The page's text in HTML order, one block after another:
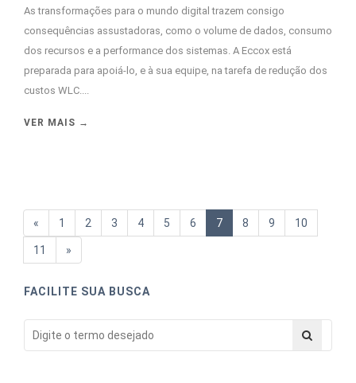
As transformações para o mundo digital trazem consigo
consequências assustadoras, como o volume de dados, consumo
dos recursos e a performance dos sistemas. A Eccox está
preparada para apoiá-lo, e à sua equipe, na tarefa de redução dos
custos WLC....
VER MAIS →
« 1 2 3 4 5 6 7 8 9 10
11 »
FACILITE SUA BUSCA